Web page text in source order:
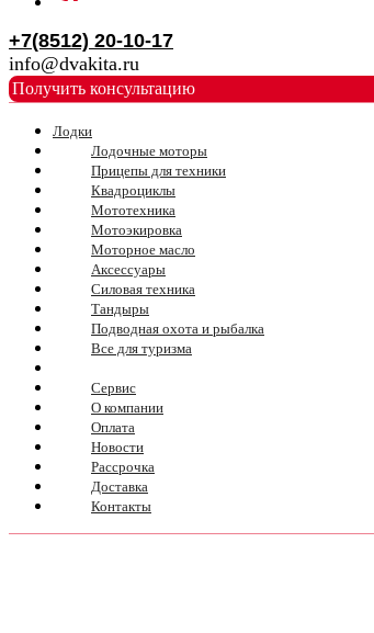
+7(8512) 20-10-17
info@dvakita.ru
Получить консультацию
Лодки
Лодочные моторы
Прицепы для техники
Квадроциклы
Мототехника
Мотоэкировка
Моторное масло
Аксессуары
Силовая техника
Тандыры
Подводная охота и рыбалка
Все для туризма
Сервис
О компании
Оплата
Новости
Рассрочка
Доставка
Контакты